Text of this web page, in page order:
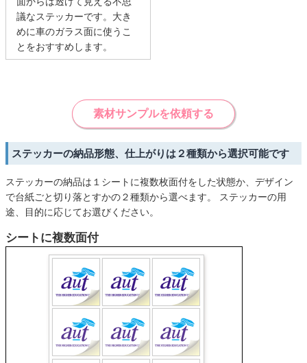
議なステッカーです。大き
めに車のガラス面に使うこ
とをおすすめします。
素材サンプルを依頼する
ステッカーの納品形態、仕上がりは２種類から選択可能です
ステッカーの納品は１シートに複数枚面付をした状態か、デザイン
で台紙ごと切り落とすかの２種類から選べます。 ステッカーの用
途、目的に応じてお選びください。
シートに複数面付